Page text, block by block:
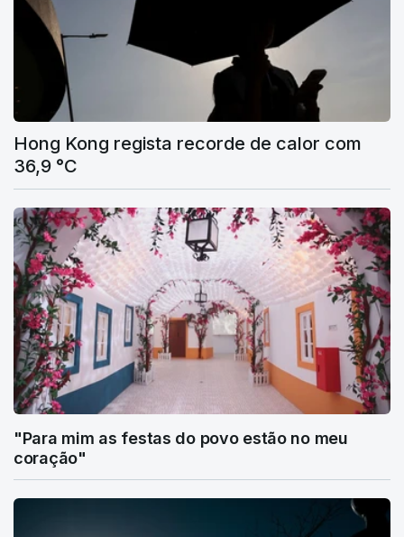
Hong Kong regista recorde de calor com
36,9 °C
"Para mim as festas do povo estão no meu
coração"